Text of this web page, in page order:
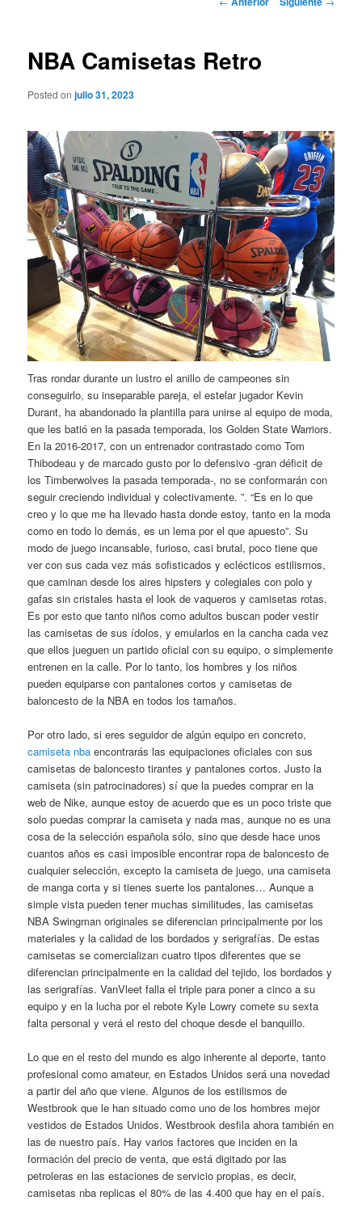
NBA Camisetas Retro
Posted onjulio 31, 2023
Tras rondar durante un lustro el anillo de campeones sin
conseguirlo, su inseparable pareja, el estelar jugador Kevin
Durant, ha abandonado la plantilla para unirse al equipo de moda,
que les batió en la pasada temporada, los Golden State Warriors.
En la 2016-2017, con un entrenador contrastado como Tom
Thibodeau y de marcado gusto por lo defensivo -gran déficit de
los Timberwolves la pasada temporada-, no se conformarán con
seguir creciendo individual y colectivamente. ”. “Es en lo que
creo y lo que me ha llevado hasta donde estoy, tanto en la moda
como en todo lo demás, es un lema por el que apuesto”. Su
modo de juego incansable, furioso, casi brutal, poco tiene que
ver con sus cada vez más sofisticados y eclécticos estilismos,
que caminan desde los aires hipsters y colegiales con polo y
gafas sin cristales hasta el look de vaqueros y camisetas rotas.
Es por esto que tanto niños como adultos buscan poder vestir
las camisetas de sus ídolos, y emularlos en la cancha cada vez
que ellos jueguen un partido oficial con su equipo, o simplemente
entrenen en la calle. Por lo tanto, los hombres y los niños
pueden equiparse con pantalones cortos y camisetas de
baloncesto de la NBA en todos los tamaños.
Por otro lado, si eres seguidor de algún equipo en concreto,
camiseta nba encontrarás las equipaciones oficiales con sus
camisetas de baloncesto tirantes y pantalones cortos. Justo la
camiseta (sin patrocinadores) sí que la puedes comprar en la
web de Nike, aunque estoy de acuerdo que es un poco triste que
solo puedas comprar la camiseta y nada mas, aunque no es una
cosa de la selección española sólo, sino que desde hace unos
cuantos años es casi imposible encontrar ropa de baloncesto de
cualquier selección, excepto la camiseta de juego, una camiseta
de manga corta y si tienes suerte los pantalones… Aunque a
simple vista pueden tener muchas similitudes, las camisetas
NBA Swingman originales se diferencian principalmente por los
materiales y la calidad de los bordados y serigrafías. De estas
camisetas se comercializan cuatro tipos diferentes que se
diferencian principalmente en la calidad del tejido, los bordados y
las serigrafías. VanVleet falla el triple para poner a cinco a su
equipo y en la lucha por el rebote Kyle Lowry comete su sexta
falta personal y verá el resto del choque desde el banquillo.
Lo que en el resto del mundo es algo inherente al deporte, tanto
profesional como amateur, en Estados Unidos será una novedad
a partir del año que viene. Algunos de los estilismos de
Westbrook que le han situado como uno de los hombres mejor
vestidos de Estados Unidos. Westbrook desfila ahora también en
las de nuestro país. Hay varios factores que inciden en la
formación del precio de venta, que está digitado por las
petroleras en las estaciones de servicio propias, es decir,
camisetas nba replicas el 80% de las 4.400 que hay en el país.